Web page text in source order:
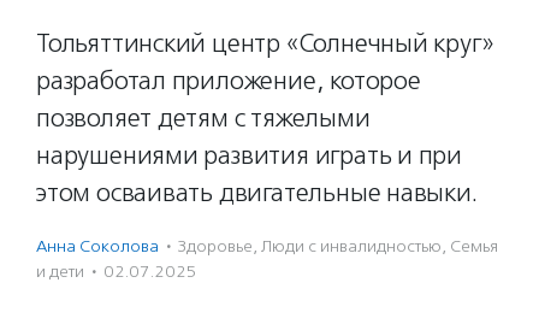
Тольяттинский центр «Солнечный круг»
разработал приложение, которое
позволяет детям с тяжелыми
нарушениями развития играть и при
этом осваивать двигательные навыки.
Анна Соколова · Здоровье, Люди с инвалидностью, Семья
и дети · 02.07.2025